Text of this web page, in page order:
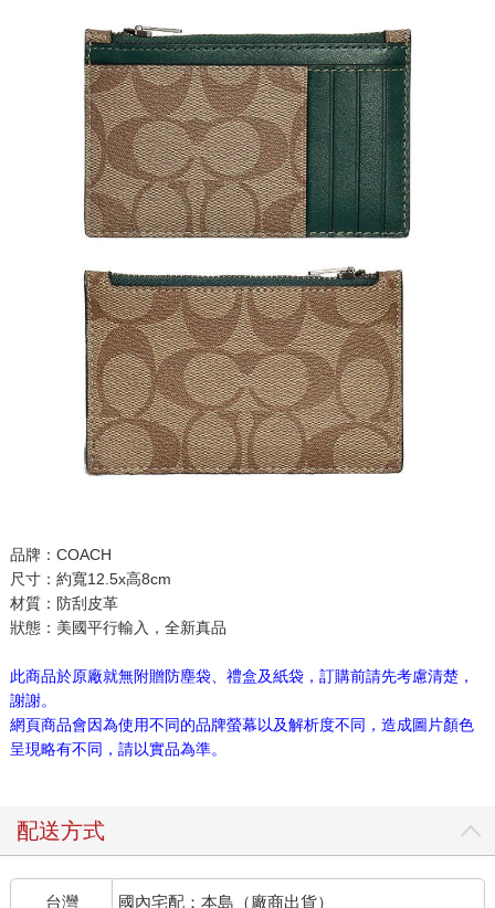
品牌：COACH
尺寸：約寬12.5x高8cm
材質：防刮皮革
狀態：美國平行輸入，全新真品
此商品於原廠就無附贈防塵袋、禮盒及紙袋，訂購前請先考慮清楚，
謝謝。
網頁商品會因為使用不同的品牌螢幕以及解析度不同，造成圖片顏色
呈現略有不同，請以實品為準。
配送方式
台灣 國內宅配：本島（廠商出貨）